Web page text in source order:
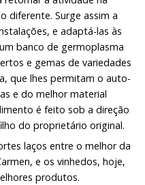
diferente. Surge assim a
e adaptá-las às
banco de germoplasma
e gemas de variedades
que lhes permitam o auto-
e do melhor material
é feito sob a direção
do proprietário original.
laços entre o melhor da
e os vinhedos, hoje,
produtos.